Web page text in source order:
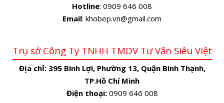
Hotline: 0909 646 008
Email: khobep.vn@gmail.com
Trụ sở Công Ty TNHH TMDV Tư Vấn Siêu Việt
Địa chỉ: 395 Bình Lợi, Phường 13, Quận Bình Thạnh,
TP.Hồ Chí Minh
Điện thoại:0909 646 008